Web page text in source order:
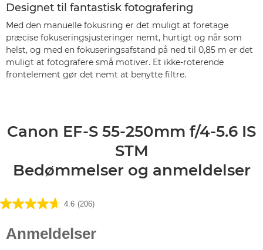
Designet til fantastisk fotografering
Med den manuelle fokusring er det muligt at foretage
præcise fokuseringsjusteringer nemt, hurtigt og når som
helst, og med en fokuseringsafstand på ned til 0,85 m er det
muligt at fotografere små motiver. Et ikke-roterende
frontelement gør det nemt at benytte filtre.
Canon EF-S 55-250mm f/4-5.6 IS
STM
Bedømmelser og anmeldelser
4.6 (206)
4.6